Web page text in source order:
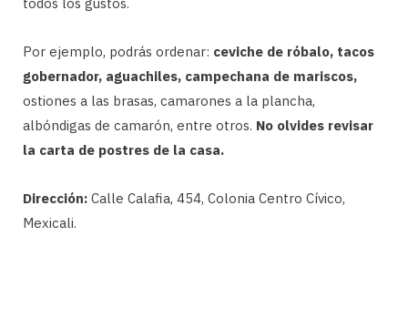
Por ejemplo, podrás ordenar: ceviche de róbalo, tacos
gobernador, aguachiles, campechana de mariscos,
ostiones a las brasas, camarones a la plancha,
albóndigas de camarón, entre otros. No olvides revisar
la carta de postres de la casa.
Dirección: Calle Calafia, 454, Colonia Centro Cívico,
Mexicali.